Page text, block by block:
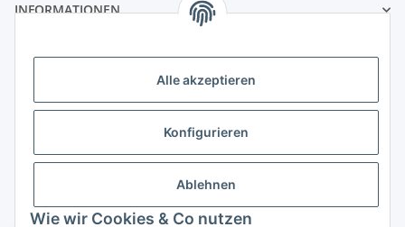
Alle akzeptieren
Konfigurieren
Ablehnen
Wie wir Cookies & Co nutzen
INFORMATIONEN
PURMUESLI
DE-ÖKO-006 zertifiziert